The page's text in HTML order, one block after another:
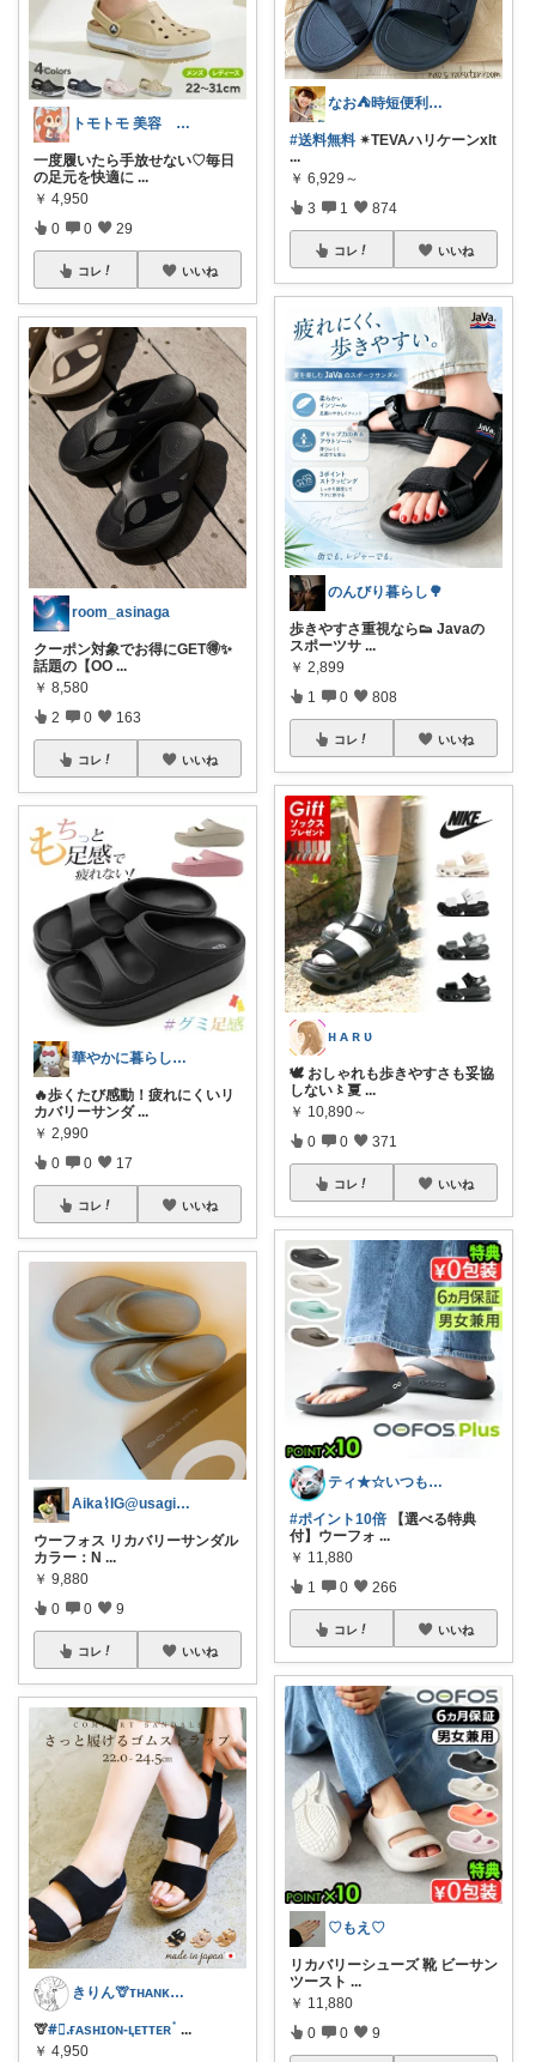
トモトモ 美容 食品 子育てルーム
一度履いたら手放せない♡毎日
の足元を快適に ...
￥ 4,950
0 0 29
コレ いいね
room_asinaga
クーポン対象でお得にGET🉐✨
話題の【OO ...
￥ 8,580
2 0 163
コレ いいね
華やかに暮らしたい生きたい
🔥歩くたび感動！疲れにくいリ
カバリーサンダ ...
￥ 2,990
0 0 17
コレ いいね
Aika⌇IG@usagi___155
ウーフォス リカバリーサンダル
カラー：N ...
￥ 9,880
0 0 9
コレ いいね
きりん🦒ᴛʜᴀɴᴋs ᴀʟᴡᴀʏs.
🦒#⃞ᱹғᴀsʜɪᴏɴ-݀ʟᴇᴛᴛᴇʀॱ ...
￥ 4,950
なお⛺️時短便利グッズ好き♡オリ写多め♪
#送料無料 ✴︎TEVAハリケーンxlt
...
￥ 6,929～
3 1 874
コレ いいね
のんびり暮らし🌳
歩きやすさ重視なら👟 Javaの
スポーツサ ...
￥ 2,899
1 0 808
コレ いいね
ʜ ᴀ ʀ ᴜ
🕊️ おしゃれも歩きやすさも妥協
しない〻夏 ...
￥ 10,890～
0 0 371
コレ いいね
ティ★☆いつもありがとうございます♪☆★
#ポイント10倍 【選べる特典
付】ウーフォ ...
￥ 11,880
1 0 266
コレ いいね
♡もえ♡
リカバリーシューズ 靴 ビーサン
ツースト ...
￥ 11,880
0 0 9